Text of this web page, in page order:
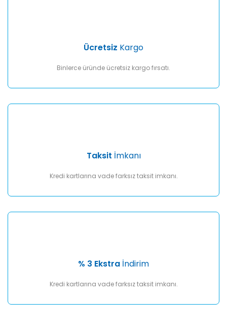
Ücretsiz Kargo
Binlerce üründe ücretsiz kargo fırsatı.
Taksit İmkanı
Kredi kartlarına vade farksız taksit imkanı.
% 3 Ekstra İndirim
Kredi kartlarına vade farksız taksit imkanı.